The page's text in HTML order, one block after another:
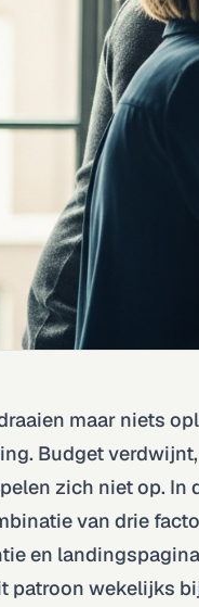
maar niets
Budget
zich niet op. In
van drie
en
patroon wekelijks